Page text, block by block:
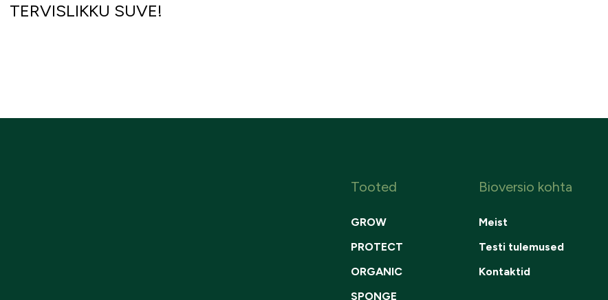
TERVISLIKKU SUVE!
Tooted
GROW
PROTECT
ORGANIC
SPONGE
Bioversio kohta
Meist
Testi tulemused
Kontaktid